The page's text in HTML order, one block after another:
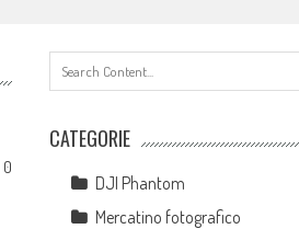
0
CATEGORIE
DJI Phantom
Mercatino fotografico